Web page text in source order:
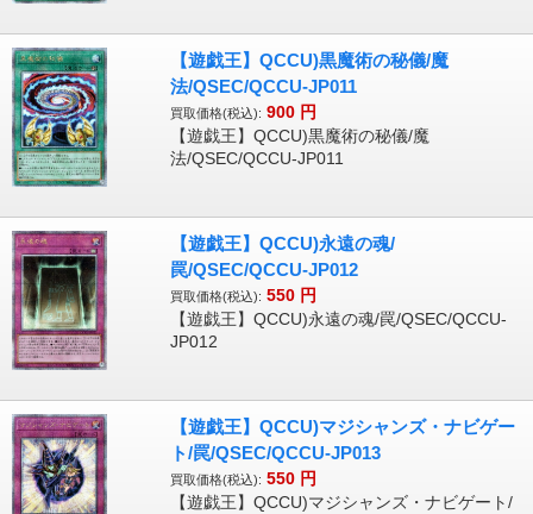
【遊戯王】QCCU)黒魔術の秘儀/魔
法/QSEC/QCCU-JP011
買取価格(税込): 900 円
【遊戯王】QCCU)黒魔術の秘儀/魔
法/QSEC/QCCU-JP011
【遊戯王】QCCU)永遠の魂/
罠/QSEC/QCCU-JP012
買取価格(税込): 550 円
【遊戯王】QCCU)永遠の魂/罠/QSEC/QCCU-
JP012
【遊戯王】QCCU)マジシャンズ・ナビゲー
ト/罠/QSEC/QCCU-JP013
買取価格(税込): 550 円
【遊戯王】QCCU)マジシャンズ・ナビゲート/